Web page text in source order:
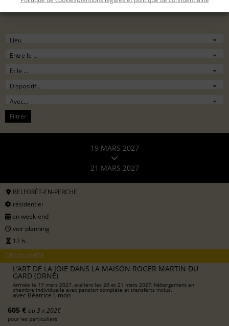
Filtrer
19 MARS 2027
21 MARS 2027
BELFORÊT-EN-PERCHE
résidentiel
en week-end
voir planning
12 h.
DÉCOUVERTE
L’ART DE LA JOIE DANS LA MAISON ROGER MARTIN DU
GARD (ORNE)
Arrivée le 19 mars 2027, ateliers les 20 et 21 mars 2027, hébergement en
chambre individuelle avec pension complète et transferts inclus.
avec Béatrice Limon
605 € ou 3 x 202€
pour les particuliers